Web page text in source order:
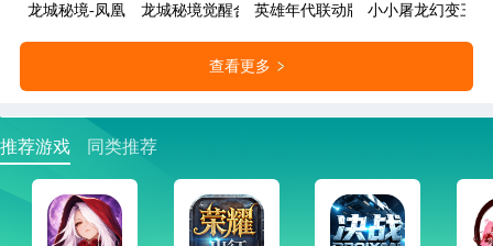
龙城秘境-凤凰沉默龙城秘境觉醒合击英雄年代联动版 小小屠龙幻变三
查看更多
推荐游戏 同类推荐